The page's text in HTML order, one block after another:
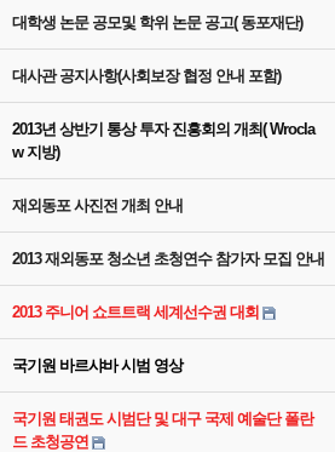
대학생 논문 공모및 학위 논문 공고( 동포재단)
대사관 공지사항(사회보장 협정 안내 포함)
2013년 상반기 통상 투자 진흥회의 개최( Wrocla
w 지방)
재외동포 사진전 개최 안내
2013 재외동포 청소년 초청연수 참가자 모집 안내
2013 주니어 쇼트트랙 세계선수권 대회
국기원 바르샤바 시범 영상
국기원 태권도 시범단 및 대구 국제 예술단 폴란
드 초청공연